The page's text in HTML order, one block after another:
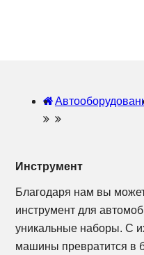
Инструмент
Благодаря нам вы
инструмент для
уникальные наборы. С
машины превратится в